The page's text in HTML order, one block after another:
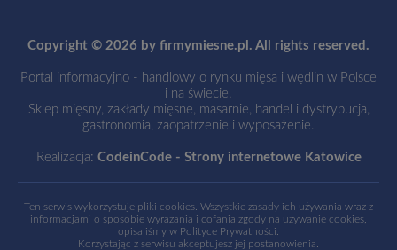
Copyright © 2026 by firmymiesne.pl. All rights reserved.
Portal informacyjno - handlowy o rynku mięsa i wędlin w Polsce
i na świecie.
Sklep mięsny, zakłady mięsne, masarnie, handel i dystrybucja,
gastronomia, zaopatrzenie i wyposażenie.
Realizacja: CodeinCode - Strony internetowe Katowice
Ten serwis wykorzystuje pliki cookies. Wszystkie zasady ich używania wraz z
informacjami o sposobie wyrażania i cofania zgody na używanie cookies,
opisaliśmy w Polityce Prywatności
Korzystając z serwisu akceptujesz jej postanowienia.